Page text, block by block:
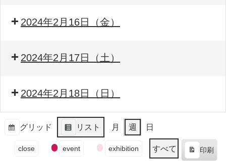
2024年2月16日（金）
2024年2月17日（土）
2024年2月18日（日）
グリッド
表
リスト
表
月 週 日
close event exhibition すべて 印刷